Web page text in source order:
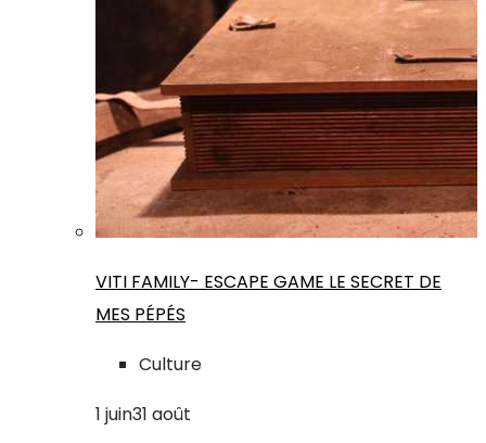
VITI FAMILY- ESCAPE GAME LE SECRET DE
MES PÉPÉS
Culture
1 juin31 août